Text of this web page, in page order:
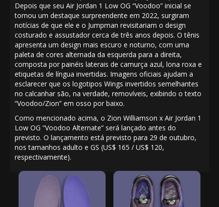
Depois que seu Air Jordan 1 Low OG “Voodoo” inicial se
tornou um destaque surpreendente em 2022, surgiram
notícias de que ele e o Jumpman revisitariam o design
costurado e assustador cerca de três anos depois. O tênis
apresenta um design mais escuro e noturno, com uma
paleta de cores alternada da esquerda para a direita,
composta por painéis laterais de camurça azul, lona roxa e
etiquetas de língua invertidas. Imagens oficiais ajudam a
esclarecer que os logotipos Wings invertidos semelhantes
no calcanhar são, na verdade, removíveis, exibindo o texto
“Voodoo/Zion” em osso por baixo.
Como mencionado acima, o Zion Williamson x Air Jordan 1
Low OG “Voodoo Alternate” será lançado antes do
previsto. O lançamento está previsto para 29 de outubro,
nos tamanhos adulto e GS (US$ 165 / US$ 120,
respectivamente).